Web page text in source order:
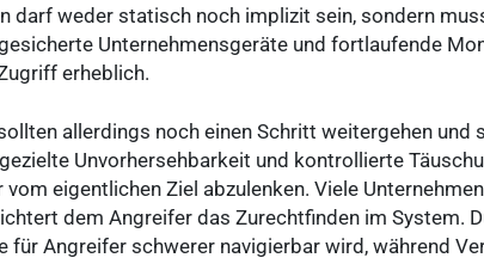
darf weder statisch noch implizit sein, sondern
Unternehmensgeräte und fortlaufende
erheblich.
allerdings noch einen Schritt weitergehen und
Unvorhersehbarkeit und kontrollierte
eigentlichen Ziel abzulenken. Viele
dem Angreifer das Zurechtfinden im System.
für Angreifer schwerer navigierbar wird, während